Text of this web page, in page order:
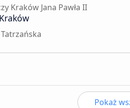
Kraków Jana Pawła II
Pokaż